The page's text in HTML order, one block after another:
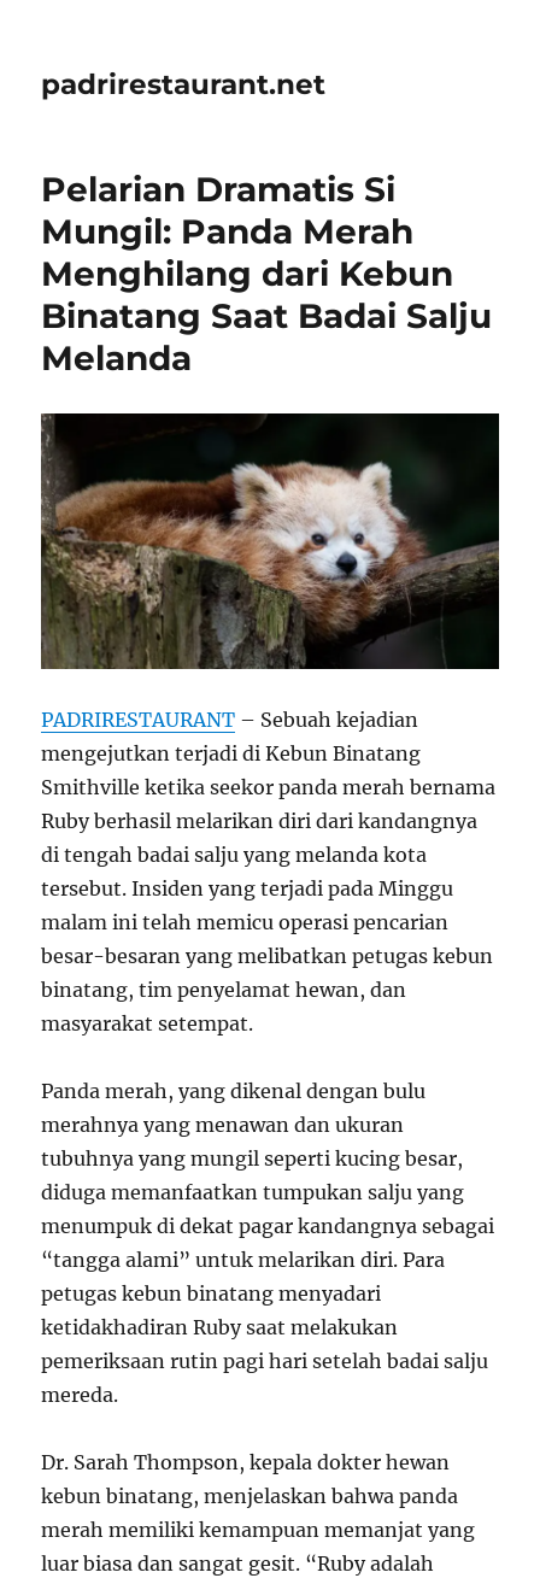
padrirestaurant.net
Pelarian Dramatis Si
Mungil: Panda Merah
Menghilang dari Kebun
Binatang Saat Badai Salju
Melanda
PADRIRESTAURANT – Sebuah kejadian
mengejutkan terjadi di Kebun Binatang
Smithville ketika seekor panda merah bernama
Ruby berhasil melarikan diri dari kandangnya
di tengah badai salju yang melanda kota
tersebut. Insiden yang terjadi pada Minggu
malam ini telah memicu operasi pencarian
besar-besaran yang melibatkan petugas kebun
binatang, tim penyelamat hewan, dan
masyarakat setempat.
Panda merah, yang dikenal dengan bulu
merahnya yang menawan dan ukuran
tubuhnya yang mungil seperti kucing besar,
diduga memanfaatkan tumpukan salju yang
menumpuk di dekat pagar kandangnya sebagai
“tangga alami” untuk melarikan diri. Para
petugas kebun binatang menyadari
ketidakhadiran Ruby saat melakukan
pemeriksaan rutin pagi hari setelah badai salju
mereda.
Dr. Sarah Thompson, kepala dokter hewan
kebun binatang, menjelaskan bahwa panda
merah memiliki kemampuan memanjat yang
luar biasa dan sangat gesit. “Ruby adalah